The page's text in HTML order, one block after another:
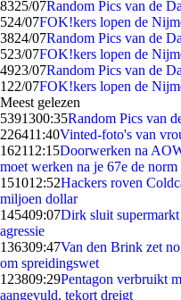
8325/07Random Pics van de
524/07FOK!kers lopen de
3824/07Random Pics van de
523/07FOK!kers lopen de
4923/07Random Pics van de
1 22/07FOK!kers lopen de
Meest gelezen
5391300:35Random Pics van
226411:40Vinted-foto's van
162112:15Doorwerken na
moet werken na je 67e de
151012:52Hackers roven
miljoen dollar
145409:07Dirk sluit
agressie
136309:47Van den Brink zet
om spreidingswet
123809:29Pentagon verbruikt
aangevuld, tekort dreigt